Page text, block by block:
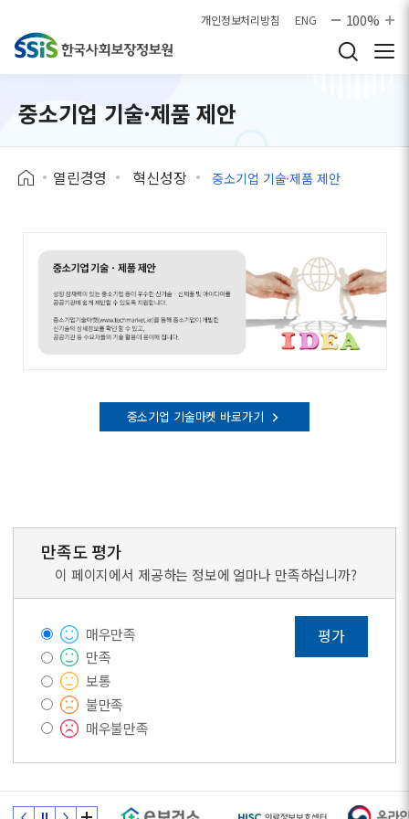
개인정보처리방침 ENG 100%
중소기업 기술·제품 제안
열린경영 혁신성장 중소기업 기술·제품 제안
중소기업 기술마켓 바로가기
만족도 평가
이 페이지에서 제공하는 정보에 얼마나 만족하십니까?
매우만족
만족
보통
불만족
매우불만족
평가